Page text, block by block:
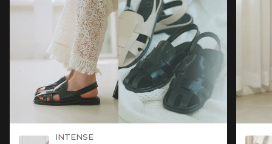
INTENSE